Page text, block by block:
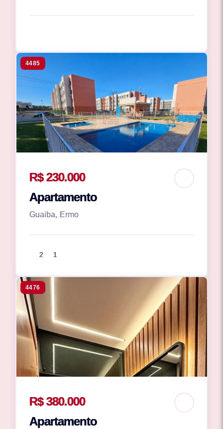
4485
R$ 230.000
Apartamento
Guaiba, Ermo
2 1
4476
R$ 380.000
Apartamento